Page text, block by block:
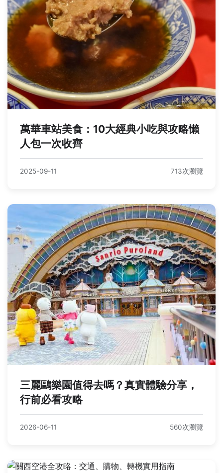
萬華車站美食：10大經典小吃與攻略懶
人包一次收齊
2025-09-11 713次瀏覽
三麗鷗樂園值得去嗎？真實體驗分享，
行前必看攻略
2026-06-11 560次瀏覽